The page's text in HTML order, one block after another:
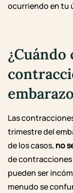
ocurriendo en tu
¿Cuándo
Las
trimestre del
de los casos, no
de
pueden ser
menudo se